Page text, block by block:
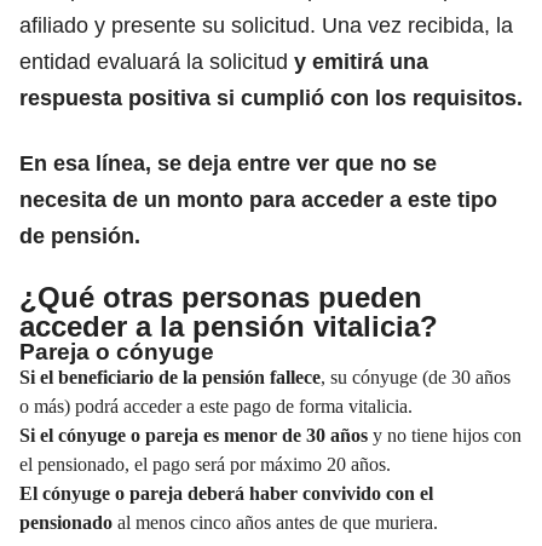
afiliado y presente su solicitud. Una vez recibida, la
entidad evaluará la solicitud y emitirá una
respuesta positiva si cumplió con los requisitos.
En esa línea, se deja entre ver que no se
necesita de un monto para acceder a este tipo
de pensión.
¿Qué otras personas pueden
acceder a la pensión vitalicia?
Pareja o cónyuge
Si el beneficiario de la pensión fallece, su cónyuge (de 30 años
o más) podrá acceder a este pago de forma vitalicia.
Si el cónyuge o pareja es menor de 30 años y no tiene hijos con
el pensionado, el pago será por máximo 20 años.
El cónyuge o pareja deberá haber convivido con el
pensionado al menos cinco años antes de que muriera.